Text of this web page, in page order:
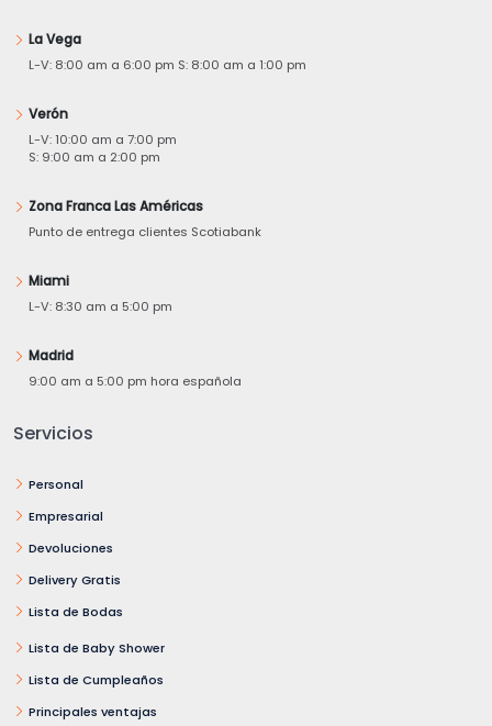
La Vega
L-V: 8:00 am a 6:00 pm S: 8:00 am a 1:00 pm
Verón
L-V: 10:00 am a 7:00 pm
S: 9:00 am a 2:00 pm
Zona Franca Las Américas
Punto de entrega clientes Scotiabank
Miami
L-V: 8:30 am a 5:00 pm
Madrid
9:00 am a 5:00 pm hora española
Servicios
Personal
Empresarial
Devoluciones
Delivery Gratis
Lista de Bodas
Lista de Baby Shower
Lista de Cumpleaños
Principales ventajas